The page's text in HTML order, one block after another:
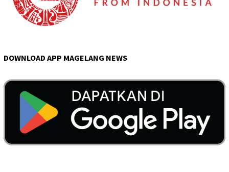
DOWNLOAD APP MAGELANG NEWS